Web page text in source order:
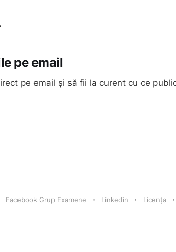
pe email
pe email și să fii la curent cu ce
Facebook Grup Examene Linkedin Licența